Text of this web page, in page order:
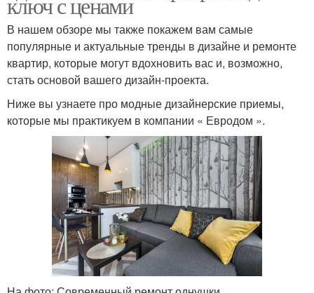
В нашем обзоре мы также покажем вам самые
популярные и актуальные тренды в дизайне и ремонте
квартир, которые могут вдохновить вас и, возможно,
стать основой вашего дизайн-проекта.
Ниже вы узнаете про модные дизайнерские приемы,
которые мы практикуем в компании « Евродом ».